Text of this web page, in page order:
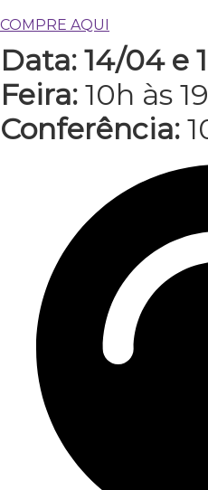
COMPRE AQUI
Data: 14/04 e
Feira: 10h às
Conferência: